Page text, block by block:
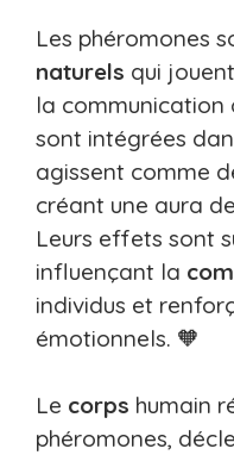
Les phéromones
naturels qui
la communication
sont intégrées
agissent comme
créant une aura
Leurs effets sont
influençant la
individus et
émotionnels. 🧡
Le corps humain
phéromones,